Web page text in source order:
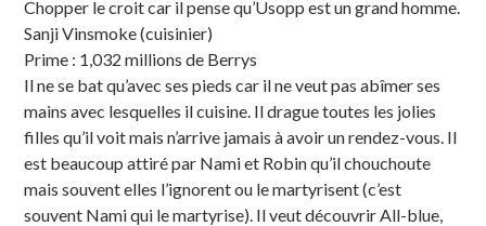
Chopper le croit car il pense qu’Usopp est un grand homme.
Sanji Vinsmoke (cuisinier)
Prime : 1,032 millions de Berrys
Il ne se bat qu’avec ses pieds car il ne veut pas abîmer ses
mains avec lesquelles il cuisine. Il drague toutes les jolies
filles qu’il voit mais n’arrive jamais à avoir un rendez-vous. Il
est beaucoup attiré par Nami et Robin qu’il chouchoute
mais souvent elles l’ignorent ou le martyrisent (c’est
souvent Nami qui le martyrise). Il veut découvrir All-blue,